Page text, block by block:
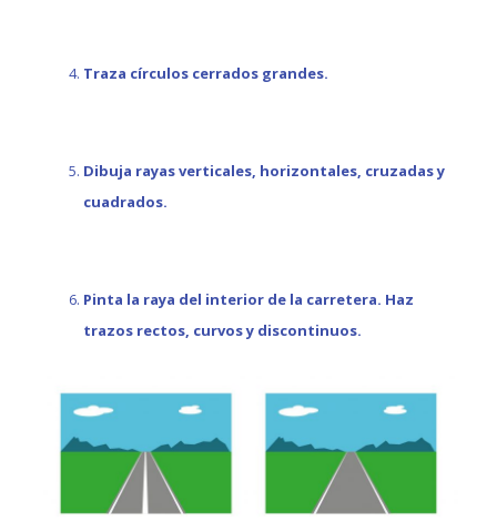
Traza círculos cerrados grandes.
Dibuja rayas verticales, horizontales, cruzadas y
cuadrados.
Pinta la raya del interior de la carretera. Haz
trazos rectos, curvos y discontinuos.